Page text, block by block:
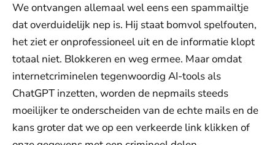
We ontvangen allemaal wel eens een spammailtje
dat overduidelijk nep is. Hij staat bomvol spelfouten,
het ziet er onprofessioneel uit en de informatie klopt
totaal niet. Blokkeren en weg ermee. Maar omdat
internetcriminelen tegenwoordig AI-tools als
ChatGPT inzetten, worden de nepmails steeds
moeilijker te onderscheiden van de echte mails en de
kans groter dat we op een verkeerde link klikken of